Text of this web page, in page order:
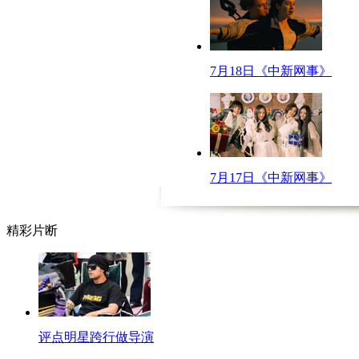
近日，韩国女足青年队拍摄了全家福以及标准照，而当整个队伍的标准照
宁波的小李和小张是好哥俩，近日吃完晚饭后他们分别开车回家，由于路
道加速行驶。超车“成功”后，没想到两人竟然同时变道，一个向右，一个向
好三名驾驶员除了受了点皮外伤并无大碍。看来心有灵犀一点通有时候也不一
界是有多美好啊，搞得呱呱我也有点小心动了呢！
【口播】好了，以上就是今天节目的全部内容，感谢收看。更多精彩新闻请
7月18日《中新网事》
7月17日《中新网事》
精彩片断
评点明星跨行做导演